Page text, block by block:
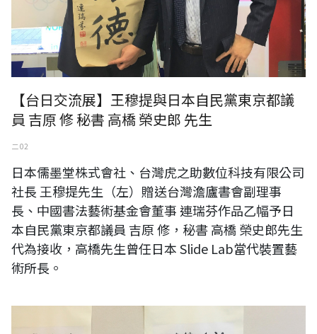
【台日交流展】王穆提與日本自民黨東京都議
員 吉原 修 秘書 高橋 榮史郎 先生
二 02
日本儒墨堂株式會社、台灣虎之助數位科技有限公司
社長 王穆提先生（左）贈送台灣澹廬書會副理事
長、中國書法藝術基金會董事 連瑞芬作品乙幅予日
本自民黨東京都議員 吉原 修，秘書 高橋 榮史郎先生
代為接收，高橋先生曾任日本 Slide Lab當代裝置藝
術所長。